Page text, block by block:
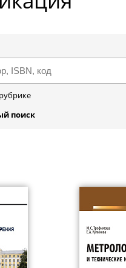
поиск